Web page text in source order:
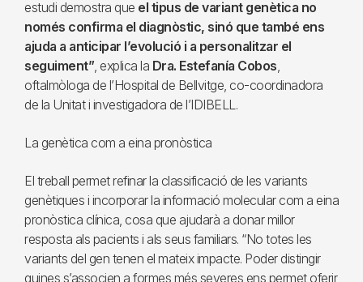
estudi demostra que el tipus de variant genètica no
només confirma el diagnòstic, sinó que també ens
ajuda a anticipar l’evolució i a personalitzar el
seguiment”, explica la Dra. Estefanía Cobos,
oftalmòloga de l’Hospital de Bellvitge, co-coordinadora
de la Unitat i investigadora de l’IDIBELL.
La genètica com a eina pronòstica
El treball permet refinar la classificació de les variants
genètiques i incorporar la informació molecular com a eina
pronòstica clínica, cosa que ajudarà a donar millor
resposta als pacients i als seus familiars. “No totes les
variants del gen tenen el mateix impacte. Poder distingir
quines s’associen a formes més severes ens permet oferir